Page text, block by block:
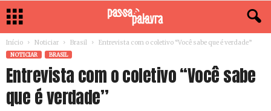
Início Noticiar Brasil Entrevista com o coletivo “Você sabe que é verdade”
NOTICIAR BRASIL
Entrevista com o coletivo “Você sabe
que é verdade”